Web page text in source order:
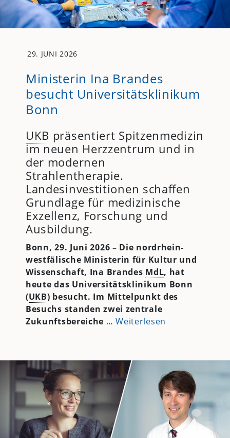
29. JUNI 2026
Ministerin Ina Brandes
besucht Universitätsklinikum
Bonn
UKB präsentiert Spitzenmedizin
im neuen Herzzentrum und in
der modernen
Strahlentherapie.
Landesinvestitionen schaffen
Grundlage für medizinische
Exzellenz, Forschung und
Ausbildung.
Bonn, 29. Juni 2026 – Die nordrhein-
westfälische Ministerin für Kultur und
Wissenschaft, Ina Brandes MdL, hat
heute das Universitätsklinikum Bonn
(UKB) besucht. Im Mittelpunkt des
Besuchs standen zwei zentrale
Zukunftsbereiche …Weiterlesen